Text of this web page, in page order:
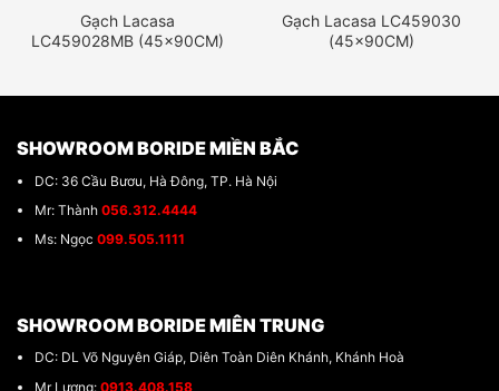
Gạch Lacasa
LC459028MB (45x90CM)
Gạch Lacasa LC459030
(45x90CM)
SHOWROOM BORIDE MIỀN BẮC
DC: 36 Cầu Bươu, Hà Đông, TP. Hà Nội
Mr: Thành 056.312.4444
Ms: Ngọc 099.505.1111
SHOWROOM BORIDE MIÊN TRUNG
DC: DL Võ Nguyên Giáp, Diên Toàn Diên Khánh, Khánh Hoà
Mr Lượng: 0913.408.158